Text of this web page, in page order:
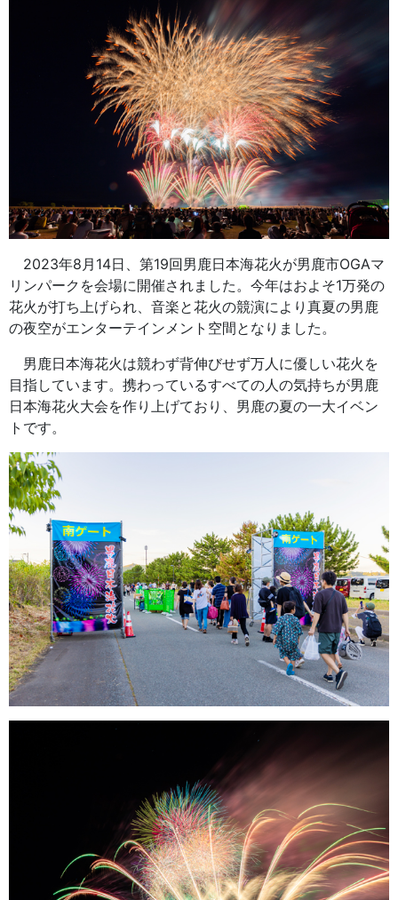
2023年8月14日、第19回男鹿日本海花火が男鹿市OGAマ
リンパークを会場に開催されました。今年はおよそ1万発の
花火が打ち上げられ、音楽と花火の競演により真夏の男鹿
の夜空がエンターテインメント空間となりました。
男鹿日本海花火は競わず背伸びせず万人に優しい花火を
目指しています。携わっているすべての人の気持ちが男鹿
日本海花火大会を作り上げており、男鹿の夏の一大イベン
トです。